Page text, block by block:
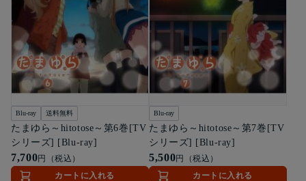
Blu-ray 送料無料
たまゆら～hitotose～第6巻[TV
シリーズ] [Blu-ray]
7,700円（税込）
カートに入れる
Blu-ray
たまゆら～hitotose～第7巻[TV
シリーズ] [Blu-ray]
5,500円（税込）
カートに入れる